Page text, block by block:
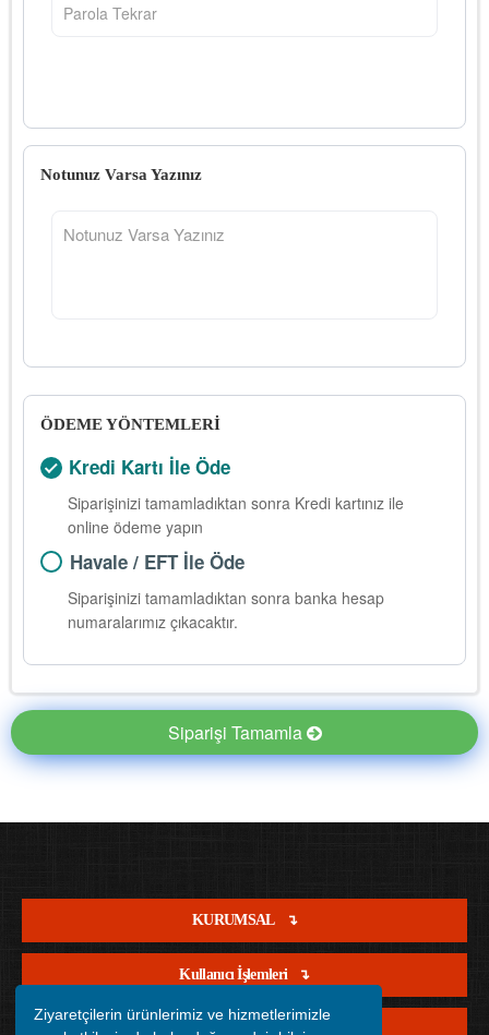
Ziyaretçilerin ürünlerimiz ve hizmetlerimizle
Notunuz Varsa Yazınız
ÖDEME YÖNTEMLERİ
Kredi Kartı İle Öde
Siparişinizi tamamladıktan sonra Kredi kartınız ile
online ödeme yapın
Havale / EFT İle Öde
Siparişinizi tamamladıktan sonra banka hesap
numaralarımız çıkacaktır.
Siparişi Tamamla
KURUMSAL
Kullanıcı İşlemleri
Satış İşlemleri